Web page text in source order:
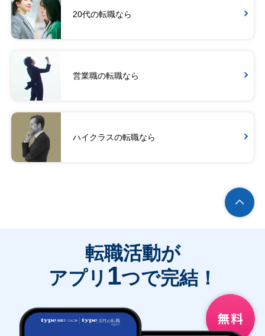
20代の転職なら
営業職の転職なら
ハイクラスの転職なら
転職活動が
アプリ 1つで完結！